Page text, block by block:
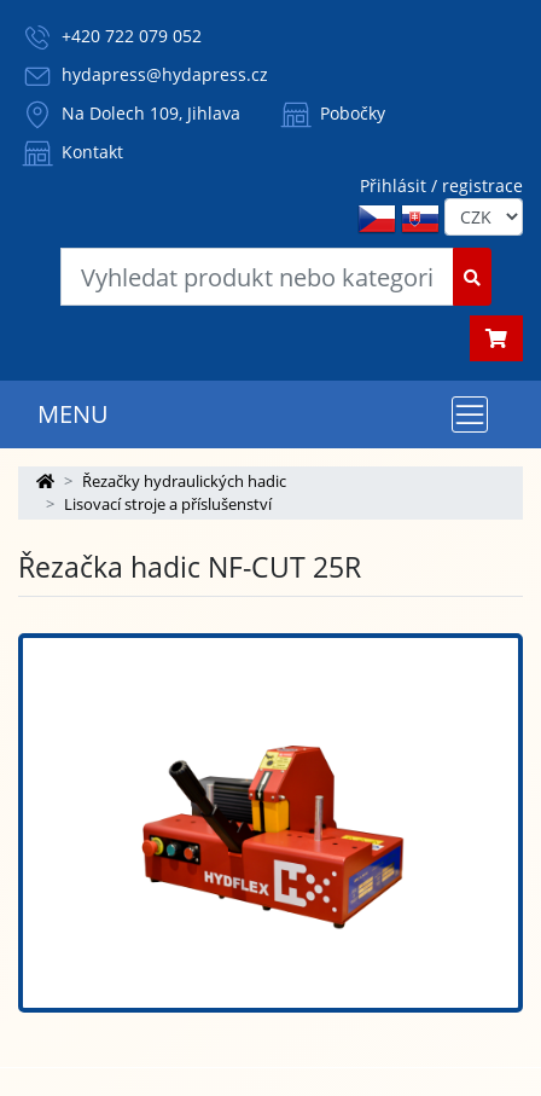
+420 722 079 052
hydapress@hydapress.cz
Na Dolech 109, Jihlava
Pobočky
Kontakt
Přihlásit / registrace
MENU
Řezačky hydraulických hadic
Lisovací stroje a příslušenství
Řezačka hadic NF-CUT 25R